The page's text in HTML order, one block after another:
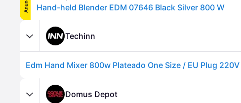
Hand-held Blender EDM 07646 Black Silver 800 W
Techinn
Edm Hand Mixer 800w Plateado One Size / EU Plug 220V
Domus Depot